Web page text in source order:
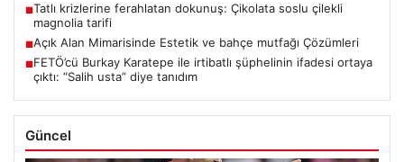
■Tatlı krizlerine ferahlatan dokunuş: Çikolata soslu çilekli
magnolia tarifi
■Açık Alan Mimarisinde Estetik ve bahçe mutfağı Çözümleri
■FETÖ’cü Burkay Karatepe ile irtibatlı şüphelinin ifadesi ortaya
çıktı: “Salih usta” diye tanıdım
Güncel